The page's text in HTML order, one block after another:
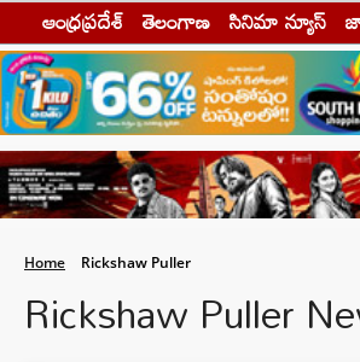
ఆంధ్రప్రదేశ్ తెలంగాణ సినిమా న్యూస్
Home Rickshaw Puller
Rickshaw Puller